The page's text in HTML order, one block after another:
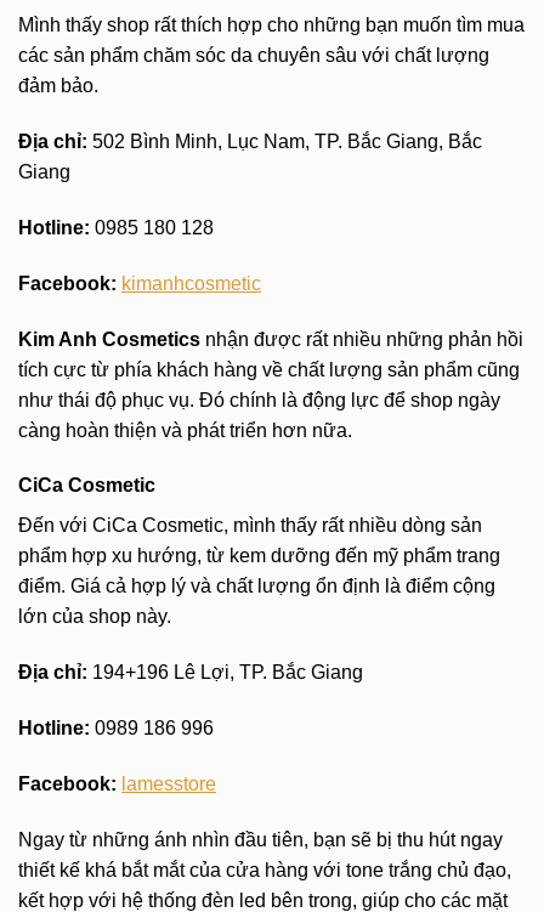
Mình thấy shop rất thích hợp cho những bạn muốn tìm mua
các sản phẩm chăm sóc da chuyên sâu với chất lượng
đảm bảo.
Địa chỉ: 502 Bình Minh, Lục Nam, TP. Bắc Giang, Bắc
Giang
Hotline: 0985 180 128
Facebook: kimanhcosmetic
Kim Anh Cosmetics nhận được rất nhiều những phản hồi
tích cực từ phía khách hàng về chất lượng sản phẩm cũng
như thái độ phục vụ. Đó chính là động lực để shop ngày
càng hoàn thiện và phát triển hơn nữa.
CiCa Cosmetic
Đến với CiCa Cosmetic, mình thấy rất nhiều dòng sản
phẩm hợp xu hướng, từ kem dưỡng đến mỹ phẩm trang
điểm. Giá cả hợp lý và chất lượng ổn định là điểm cộng
lớn của shop này.
Địa chỉ: 194+196 Lê Lợi, TP. Bắc Giang
Hotline: 0989 186 996
Facebook: lamesstore
Ngay từ những ánh nhìn đầu tiên, bạn sẽ bị thu hút ngay
thiết kế khá bắt mắt của cửa hàng với tone trắng chủ đạo,
kết hợp với hệ thống đèn led bên trong, giúp cho các mặt